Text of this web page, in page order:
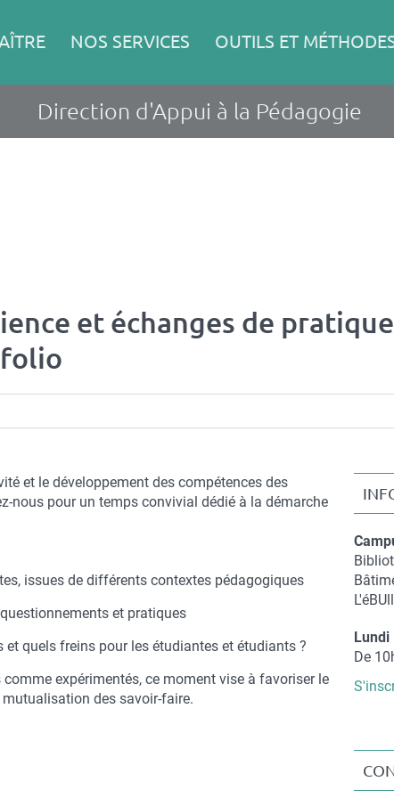
NOS SERVICES OUTILS ET
Direction d'Appui à la Pédagogie
et échanges de
et le développement des compétences des
nous pour un temps convivial dédié à la démarche
issues de différents contextes pédagogiques
et pratiques
et quels freins pour les étudiantes et étudiants ?
expérimentés, ce moment vise à favoriser le
des savoir-faire.
de
lieu
Lundi
date
De